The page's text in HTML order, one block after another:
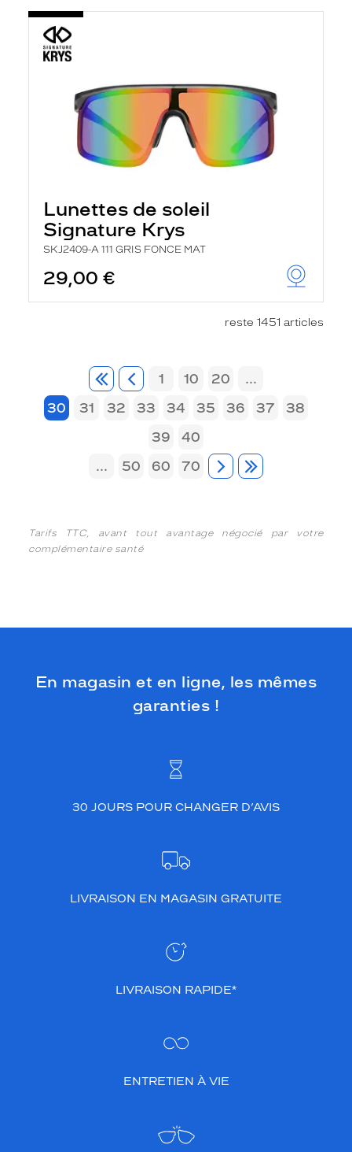
Lunettes de soleil
Signature Krys
SKJ2409-A 111 GRIS FONCE MAT
29,00 €
reste 1451 articles
1 10 20
...
30
31 32 33 34 35 36 37
38
39
40
...
50 60 70
Tarifs TTC, avant tout avantage négocié par votre
complémentaire santé
En magasin et en ligne, les mêmes
garanties !
30 JOURS POUR CHANGER D’AVIS
LIVRAISON EN MAGASIN GRATUITE
LIVRAISON RAPIDE*
ENTRETIEN À VIE